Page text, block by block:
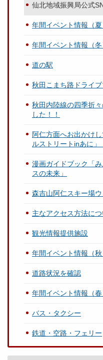
仙北地域振興局公式
年間イベント情報（夏
年間イベント情報（冬
道の駅
秋田こまち路ドライ
秋田内陸線の四季折
した！！
阿仁方面へお出かけ
ルストリートinあに
漫画ガイドブック「
スの未来」
森吉山阿仁スキー場ウ
主なアクセス方法に
観光情報提供施設
年間イベント情報（秋
道路状況を確認
年間イベント情報（春
バス・タクシー
鉄道・空路・フェリー